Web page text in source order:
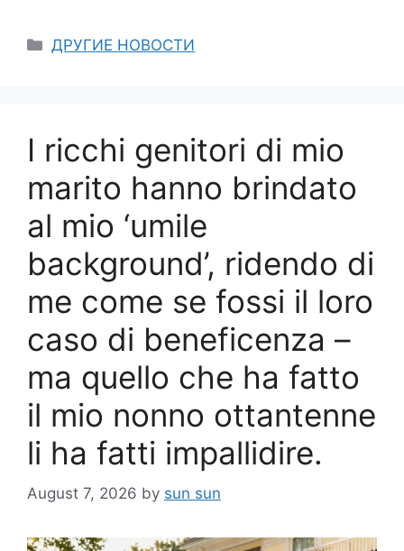
Categories
ДРУГИЕ НОВОСТИ
I ricchi genitori di mio
marito hanno brindato
al mio ‘umile
background’, ridendo di
me come se fossi il loro
caso di beneficenza –
ma quello che ha fatto
il mio nonno ottantenne
li ha fatti impallidire.
August 7, 2026 by sun sun